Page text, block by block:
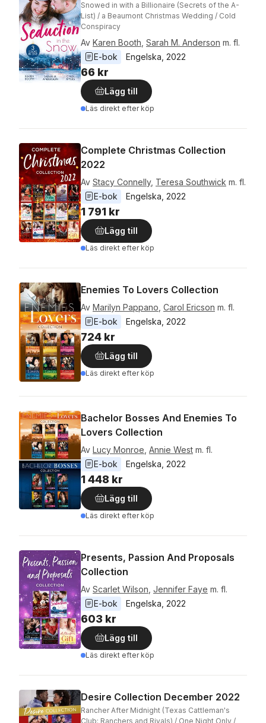
Snowed in with a Billionaire (Secrets of the A-
List) / a Beaumont Christmas Wedding / Cold
Conspiracy
Av Karen Booth Sarah M. Anderson m. fl.
E-bok
Engelska 2022
66 kr
Lägg till
Läs direkt efter köp
Complete Christmas Collection
2022
Av Stacy Connelly, Teresa Southwick m. fl.
E-bok
Engelska 2022
1 791 kr
Lägg till
Läs direkt efter köp
Enemies To Lovers Collection
Av Marilyn Pappano Carol Ericson m. fl.
E-bok
Engelska 2022
724 kr
Lägg till
Läs direkt efter köp
Bachelor Bosses And Enemies To
Lovers Collection
Av Lucy Monroe Annie West m. fl.
E-bok
Engelska 2022
1 448 kr
Lägg till
Läs direkt efter köp
Presents, Passion And Proposals
Collection
Av Scarlet Wilson Jennifer Faye m. fl.
E-bok
Engelska 2022
603 kr
Lägg till
Läs direkt efter köp
Desire Collection December 2022
Rancher After Midnight (Texas Cattleman's
Club: Ranchers and Rivals) / One Night Only /